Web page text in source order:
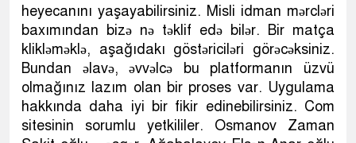
heyecanını yaşayabilirsiniz. Misli idman mərcləri
baxımından bizə nə təklif edə bilər. Bir matça
klikləməklə, aşağıdakı göstəriciləri görəcəksiniz.
Bundan əlavə, əvvəlcə bu platformanın üzvü
olmağınız lazım olan bir proses var. Uygulama
hakkında daha iyi bir fikir edinebilirsiniz. Com
sitesinin sorumlu yetkililer. Osmanov Zaman